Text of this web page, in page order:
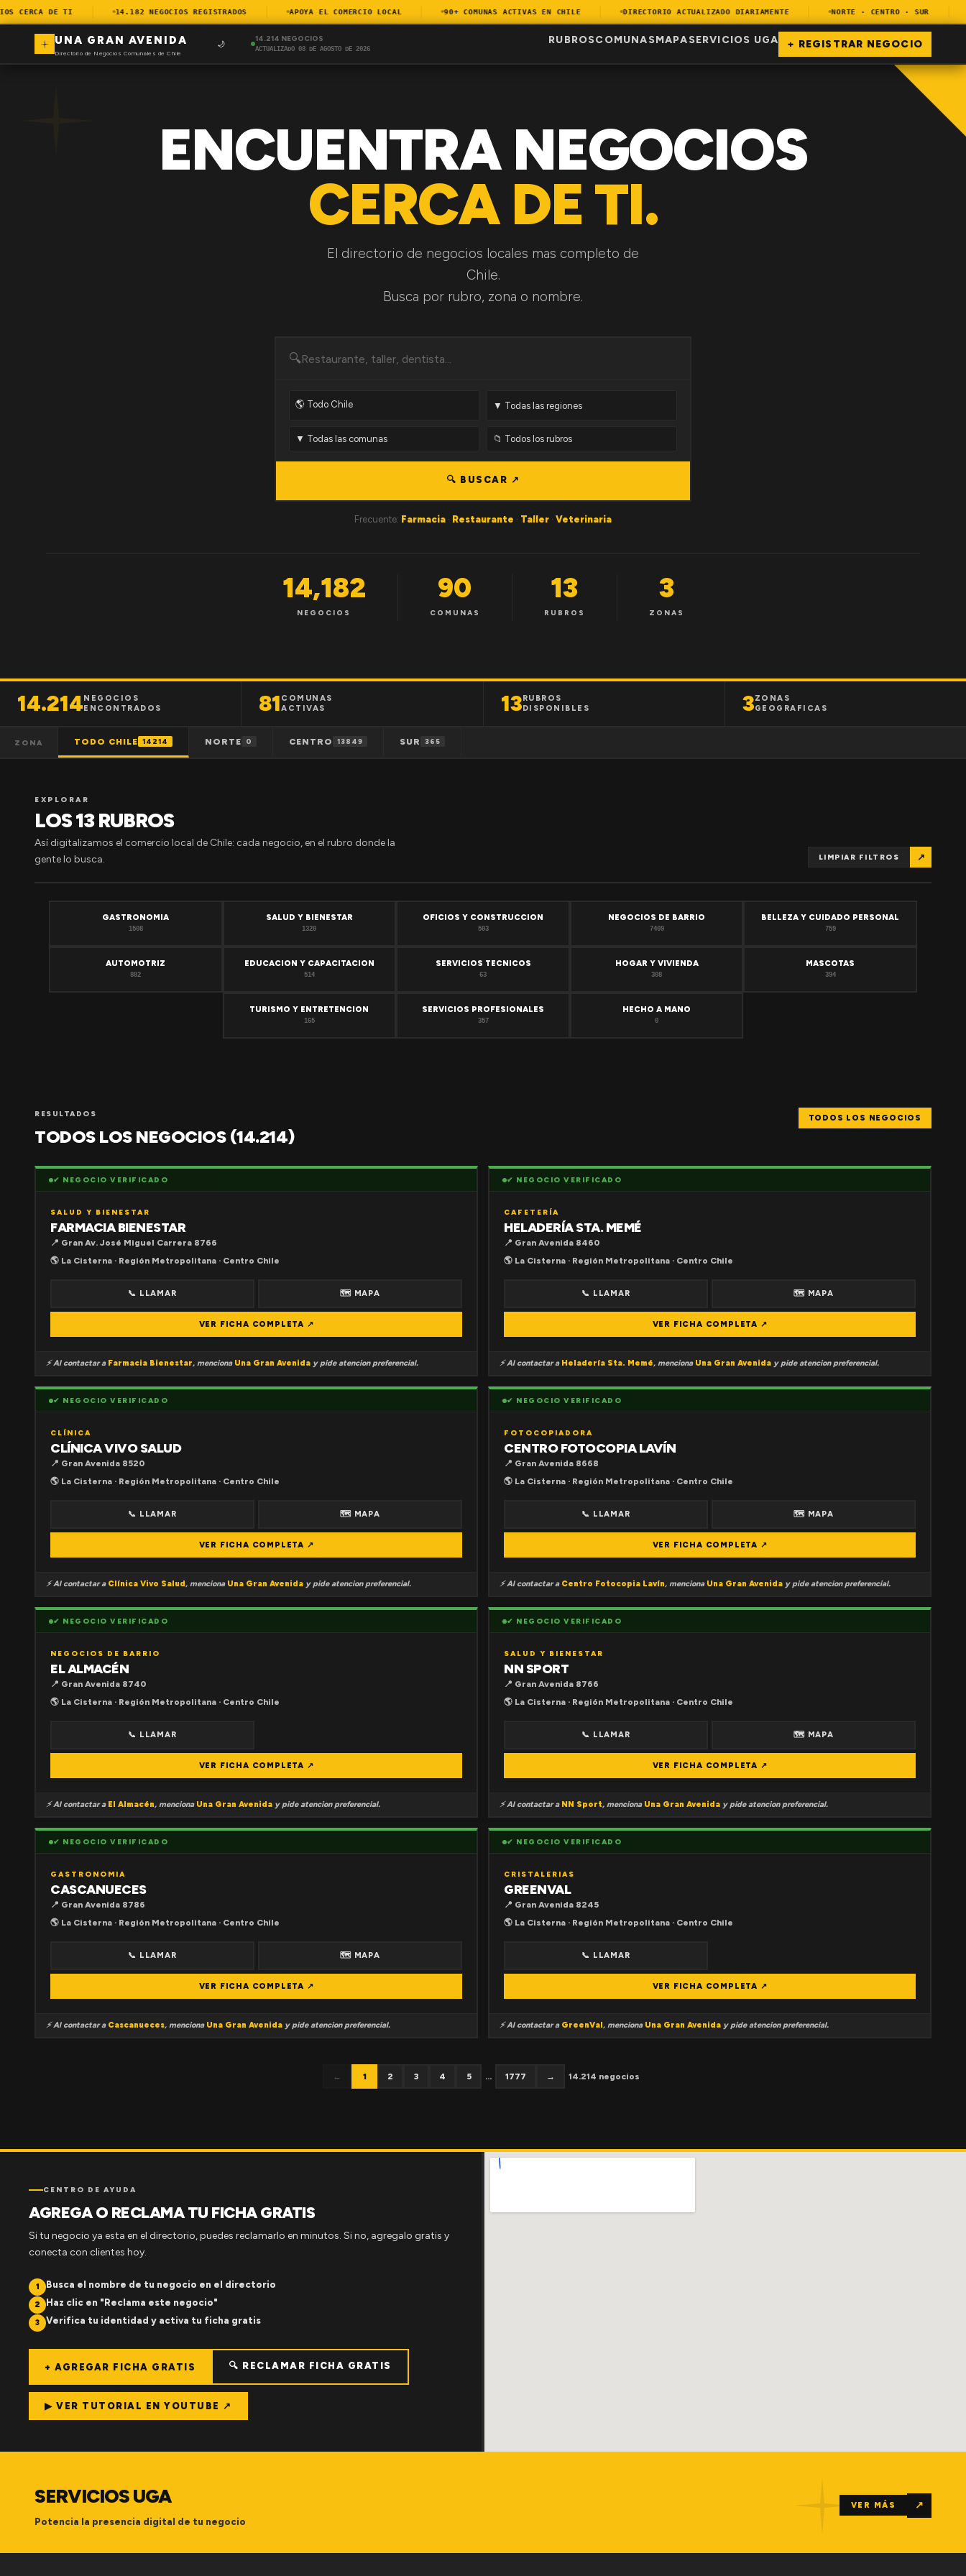
CERCA DE TI 14.182 NEGOCIOS REGISTRADOS APOYA EL COMERCIO LOCAL 90+ COMUNAS ACTIVAS EN CHILE DIRECTORIO ACTUALIZADO DIARIAMENTE NORTE · CENTRO · SUR
UNA GRAN AVENIDA
Directorio de Negocios Comunales de Chile
🌙
14.214 NEGOCIOS
ACTUALIZADO 08 DE AGOSTO DE 2026
RUBROSCOMUNASMAPASERVICIOS UGA + REGISTRAR NEGOCIO
ENCUENTRA NEGOCIOS
CERCA DE TI.
El directorio de negocios locales mas completo de
Chile.
Busca por rubro, zona o nombre.
🔍
🔍 BUSCAR ↗
Frecuente: Farmacia · Restaurante · Taller · Veterinaria
14,182
NEGOCIOS
90
COMUNAS
13
RUBROS
3
ZONAS
14.214NEGOCIOS
ENCONTRADOS
81COMUNAS
ACTIVAS
13RUBROS
DISPONIBLES
3ZONAS
GEOGRAFICAS
ZONA TODO CHILE 14214 NORTE 0 CENTRO 13849 SUR 365
EXPLORAR
LOS 13 RUBROS
Así digitalizamos el comercio local de Chile: cada negocio, en el rubro donde la
gente lo busca.
LIMPIAR FILTROS ↗
GASTRONOMIA
1508
SALUD Y BIENESTAR
1320
OFICIOS Y CONSTRUCCION
503
NEGOCIOS DE BARRIO
7409
BELLEZA Y CUIDADO PERSONAL
759
AUTOMOTRIZ
882
EDUCACION Y CAPACITACION
514
SERVICIOS TECNICOS
63
HOGAR Y VIVIENDA
308
MASCOTAS
394
TURISMO Y ENTRETENCION
165
SERVICIOS PROFESIONALES
357
HECHO A MANO
0
RESULTADOS
TODOS LOS NEGOCIOS (14.214)
TODOS LOS NEGOCIOS
✔ NEGOCIO VERIFICADO
SALUD Y BIENESTAR
FARMACIA BIENESTAR
📍 Gran Av. José Miguel Carrera 8766
🌎 La Cisterna · Región Metropolitana · Centro Chile
📞 LLAMAR 🗺 MAPA
VER FICHA COMPLETA ↗
⚡ Al contactar a Farmacia Bienestar, menciona Una Gran Avenida y pide atencion preferencial.
✔ NEGOCIO VERIFICADO
CAFETERÍA
HELADERÍA STA. MEMÉ
📍 Gran Avenida 8460
🌎 La Cisterna · Región Metropolitana · Centro Chile
📞 LLAMAR 🗺 MAPA
VER FICHA COMPLETA ↗
⚡ Al contactar a Heladería Sta. Memé, menciona Una Gran Avenida y pide atencion preferencial.
✔ NEGOCIO VERIFICADO
CLÍNICA
CLÍNICA VIVO SALUD
📍 Gran Avenida 8520
🌎 La Cisterna · Región Metropolitana · Centro Chile
📞 LLAMAR 🗺 MAPA
VER FICHA COMPLETA ↗
⚡ Al contactar a Clínica Vivo Salud, menciona Una Gran Avenida y pide atencion preferencial.
✔ NEGOCIO VERIFICADO
FOTOCOPIADORA
CENTRO FOTOCOPIA LAVÍN
📍 Gran Avenida 8668
🌎 La Cisterna · Región Metropolitana · Centro Chile
📞 LLAMAR 🗺 MAPA
VER FICHA COMPLETA ↗
⚡ Al contactar a Centro Fotocopia Lavín, menciona Una Gran Avenida y pide atencion preferencial.
✔ NEGOCIO VERIFICADO
NEGOCIOS DE BARRIO
EL ALMACÉN
📍 Gran Avenida 8740
🌎 La Cisterna · Región Metropolitana · Centro Chile
📞 LLAMAR
VER FICHA COMPLETA ↗
⚡ Al contactar a El Almacén, menciona Una Gran Avenida y pide atencion preferencial.
✔ NEGOCIO VERIFICADO
SALUD Y BIENESTAR
NN SPORT
📍 Gran Avenida 8766
🌎 La Cisterna · Región Metropolitana · Centro Chile
📞 LLAMAR 🗺 MAPA
VER FICHA COMPLETA ↗
⚡ Al contactar a NN Sport, menciona Una Gran Avenida y pide atencion preferencial.
✔ NEGOCIO VERIFICADO
GASTRONOMIA
CASCANUECES
📍 Gran Avenida 8786
🌎 La Cisterna · Región Metropolitana · Centro Chile
📞 LLAMAR 🗺 MAPA
VER FICHA COMPLETA ↗
⚡ Al contactar a Cascanueces, menciona Una Gran Avenida y pide atencion preferencial.
✔ NEGOCIO VERIFICADO
CRISTALERIAS
GREENVAL
📍 Gran Avenida 8245
🌎 La Cisterna · Región Metropolitana · Centro Chile
📞 LLAMAR
VER FICHA COMPLETA ↗
⚡ Al contactar a GreenVal, menciona Una Gran Avenida y pide atencion preferencial.
← 1 2 3 4 5 ... 1777 → 14.214 negocios
CENTRO DE AYUDA
AGREGA O RECLAMA TU FICHA GRATIS
Si tu negocio ya esta en el directorio, puedes reclamarlo en minutos. Si no, agregalo gratis y
conecta con clientes hoy.
1 Busca el nombre de tu negocio en el directorio
2 Haz clic en "Reclama este negocio"
3 Verifica tu identidad y activa tu ficha gratis
+ AGREGAR FICHA GRATIS 🔍 RECLAMAR FICHA GRATIS
▶ VER TUTORIAL EN YOUTUBE ↗
SERVICIOS UGA
Potencia la presencia digital de tu negocio
VER MÁS ↗